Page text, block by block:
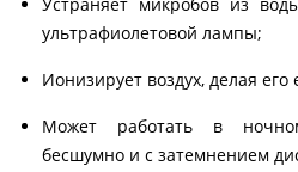
ультрафиолетовой лампы;
Ионизирует воздух, делая
Может работать в
бесшумно и с затемнением